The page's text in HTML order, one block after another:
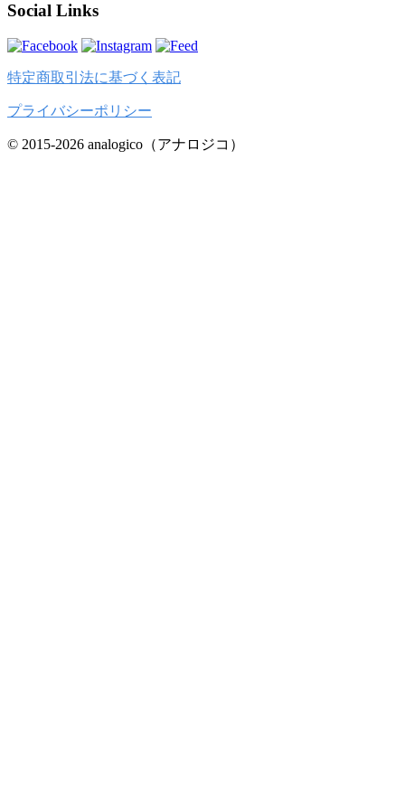
Social Links
特定商取引法に基づく表記
プライバシーポリシー
© 2015-2026 analogico（アナロジコ）